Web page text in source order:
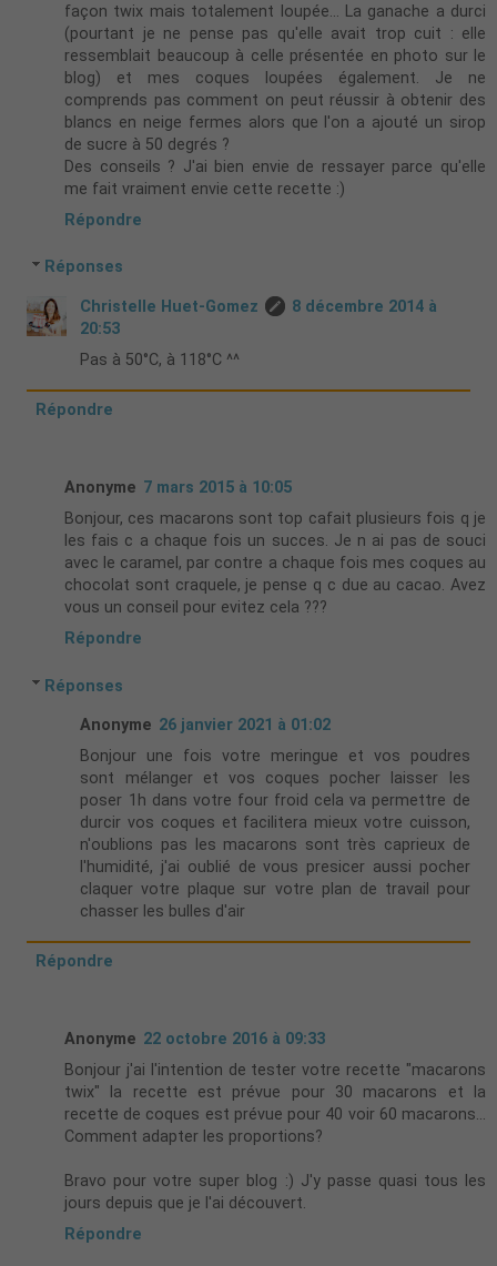
façon twix mais totalement loupée... La ganache a durci
(pourtant je ne pense pas qu'elle avait trop cuit : elle
ressemblait beaucoup à celle présentée en photo sur le
blog) et mes coques loupées également. Je ne
comprends pas comment on peut réussir à obtenir des
blancs en neige fermes alors que l'on a ajouté un sirop
de sucre à 50 degrés ?
Des conseils ? J'ai bien envie de ressayer parce qu'elle
me fait vraiment envie cette recette :)
Répondre
Réponses
Christelle Huet-Gomez
8 décembre 2014 à
20:53
Pas à 50°C, à 118°C ^^
Répondre
Anonyme 7 mars 2015 à 10:05
Bonjour, ces macarons sont top cafait plusieurs fois q je
les fais c a chaque fois un succes. Je n ai pas de souci
avec le caramel, par contre a chaque fois mes coques au
chocolat sont craquele, je pense q c due au cacao. Avez
vous un conseil pour evitez cela ???
Répondre
Réponses
Anonyme 26 janvier 2021 à 01:02
Bonjour une fois votre meringue et vos poudres
sont mélanger et vos coques pocher laisser les
poser 1h dans votre four froid cela va permettre de
durcir vos coques et facilitera mieux votre cuisson,
n'oublions pas les macarons sont très caprieux de
l'humidité, j'ai oublié de vous presicer aussi pocher
claquer votre plaque sur votre plan de travail pour
chasser les bulles d'air
Répondre
Anonyme 22 octobre 2016 à 09:33
Bonjour j'ai l'intention de tester votre recette "macarons
twix" la recette est prévue pour 30 macarons et la
recette de coques est prévue pour 40 voir 60 macarons...
Comment adapter les proportions?
Bravo pour votre super blog :) J'y passe quasi tous les
jours depuis que je l'ai découvert.
Répondre